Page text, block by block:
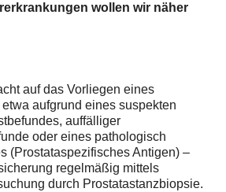
wollen wir näher
auf das Vorliegen eines
aufgrund eines suspekten
auffälliger
oder eines pathologisch
(Prostataspezifisches Antigen) –
regelmäßig mittels
durch Prostatastanzbiopsie.